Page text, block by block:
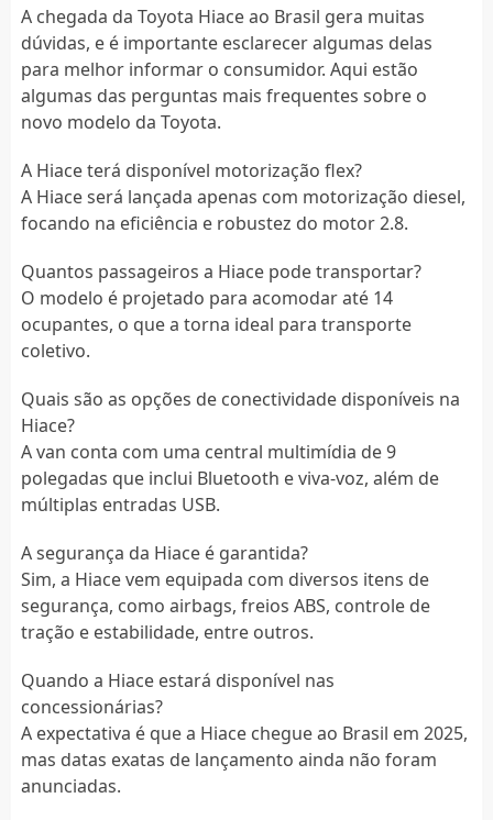
A chegada da Toyota Hiace ao Brasil gera muitas
dúvidas, e é importante esclarecer algumas delas
para melhor informar o consumidor. Aqui estão
algumas das perguntas mais frequentes sobre o
novo modelo da Toyota.
A Hiace terá disponível motorização flex?
A Hiace será lançada apenas com motorização diesel,
focando na eficiência e robustez do motor 2.8.
Quantos passageiros a Hiace pode transportar?
O modelo é projetado para acomodar até 14
ocupantes, o que a torna ideal para transporte
coletivo.
Quais são as opções de conectividade disponíveis na
Hiace?
A van conta com uma central multimídia de 9
polegadas que inclui Bluetooth e viva-voz, além de
múltiplas entradas USB.
A segurança da Hiace é garantida?
Sim, a Hiace vem equipada com diversos itens de
segurança, como airbags, freios ABS, controle de
tração e estabilidade, entre outros.
Quando a Hiace estará disponível nas
concessionárias?
A expectativa é que a Hiace chegue ao Brasil em 2025,
mas datas exatas de lançamento ainda não foram
anunciadas.